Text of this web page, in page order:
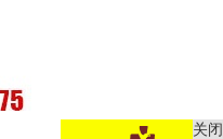
关闭